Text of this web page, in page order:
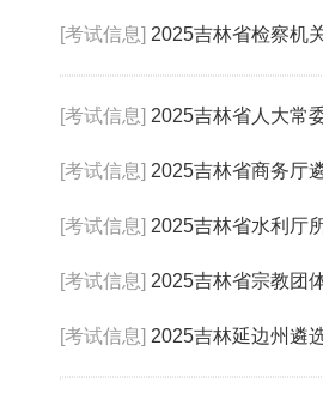
[考试信息] 2025吉林省检察机
[考试信息] 2025吉林省人大常
[考试信息] 2025吉林省商务厅
[考试信息] 2025吉林省水利厅所
[考试信息] 2025吉林省宗教团体
[考试信息] 2025吉林延边州遴